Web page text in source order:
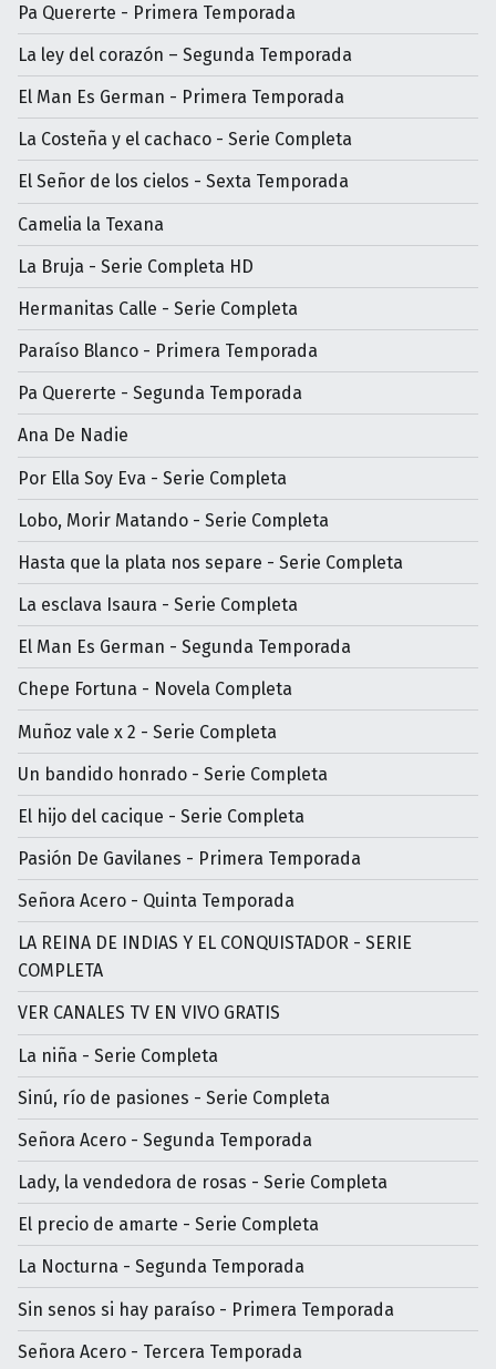
Pa Quererte - Primera Temporada
La ley del corazón – Segunda Temporada
El Man Es German - Primera Temporada
La Costeña y el cachaco - Serie Completa
El Señor de los cielos - Sexta Temporada
Camelia la Texana
La Bruja - Serie Completa HD
Hermanitas Calle - Serie Completa
Paraíso Blanco - Primera Temporada
Pa Quererte - Segunda Temporada
Ana De Nadie
Por Ella Soy Eva - Serie Completa
Lobo, Morir Matando - Serie Completa
Hasta que la plata nos separe - Serie Completa
La esclava Isaura - Serie Completa
El Man Es German - Segunda Temporada
Chepe Fortuna - Novela Completa
Muñoz vale x 2 - Serie Completa
Un bandido honrado - Serie Completa
El hijo del cacique - Serie Completa
Pasión De Gavilanes - Primera Temporada
Señora Acero - Quinta Temporada
LA REINA DE INDIAS Y EL CONQUISTADOR - SERIE
COMPLETA
VER CANALES TV EN VIVO GRATIS
La niña - Serie Completa
Sinú, río de pasiones - Serie Completa
Señora Acero - Segunda Temporada
Lady, la vendedora de rosas - Serie Completa
El precio de amarte - Serie Completa
La Nocturna - Segunda Temporada
Sin senos si hay paraíso - Primera Temporada
Señora Acero - Tercera Temporada